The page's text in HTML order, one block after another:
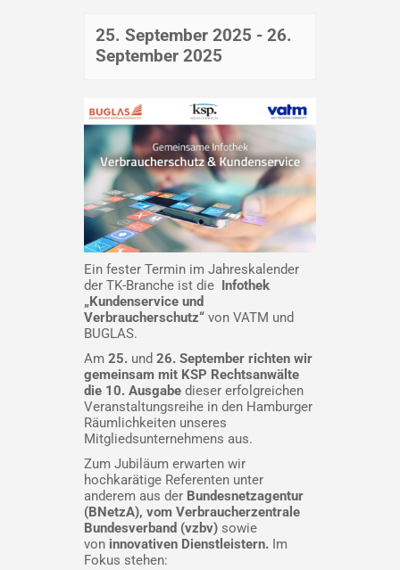
25. September 2025 - 26.
September 2025
Ein fester Termin im Jahreskalender
der TK-Branche ist die
Infothek
„Kundenservice und
Verbraucherschutz“ von VATM und
BUGLAS.
Am 25. und 26. September richten wir
gemeinsam mit KSP Rechtsanwälte
die 10. Ausgabe dieser erfolgreichen
Veranstaltungsreihe in den Hamburger
Räumlichkeiten unseres
Mitgliedsunternehmens aus.
Zum Jubiläum erwarten wir
hochkarätige Referenten unter
anderem aus der Bundesnetzagentur
(BNetzA), vom Verbraucherzentrale
Bundesverband (vzbv) sowie
von innovativen Dienstleistern. Im
Fokus stehen: